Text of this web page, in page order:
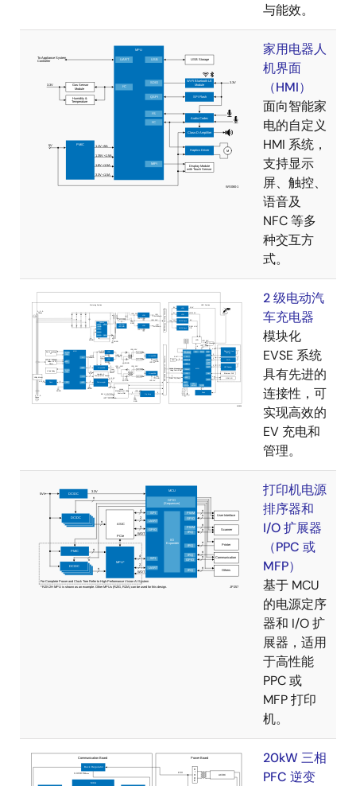
与能效。
家用电器人
机界面
（HMI）
面向智能家
电的自定义
HMI 系统，
支持显示
屏、触控、
语音及
NFC 等多
种交互方
式。
2 级电动汽
车充电器
模块化
EVSE 系统
具有先进的
连接性，可
实现高效的
EV 充电和
管理。
打印机电源
排序器和
I/O 扩展器
（PPC 或
MFP）
基于 MCU
的电源定序
器和 I/O 扩
展器，适用
于高性能
PPC 或
MFP 打印
机。
20kW 三相
PFC 逆变